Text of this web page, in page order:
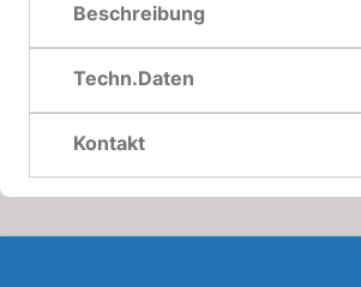
Beschreibung
Techn.Daten
Kontakt